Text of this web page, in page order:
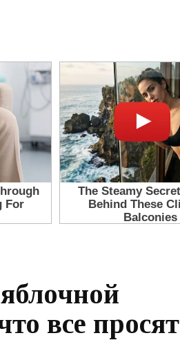
все просят